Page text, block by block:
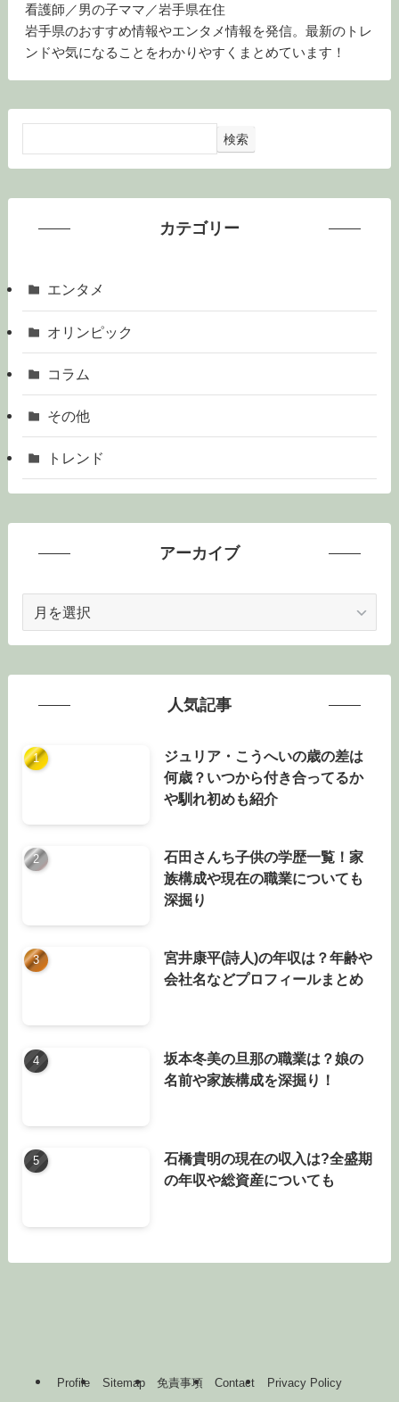
看護師／男の子ママ／岩手県在住
岩手県のおすすめ情報やエンタメ情報を発信。最新のトレ
ンドや気になることをわかりやすくまとめています！
検索
カテゴリー
エンタメ
オリンピック
コラム
その他
トレンド
アーカイブ
カ
人気記事
ジュリア・こうへいの歳の差は
何歳？いつから付き合ってるか
や馴れ初めも紹介
石田さんち子供の学歴一覧！家
族構成や現在の職業についても
深掘り
宮井康平(詩人)の年収は？年齢や
会社名などプロフィールまとめ
坂本冬美の旦那の職業は？娘の
名前や家族構成を深掘り！
石橋貴明の現在の収入は?全盛期
の年収や総資産についても
Profile Sitemap 免責事項 Contact Privacy Policy